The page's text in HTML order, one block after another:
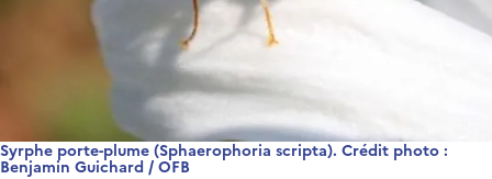
Syrphe porte-plume (Sphaerophoria scripta). Crédit photo :
Benjamin Guichard / OFB